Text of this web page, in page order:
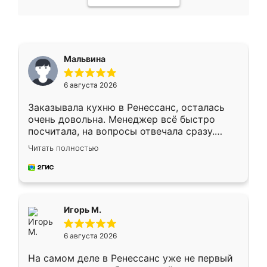
Мальвина
6 августа 2026
Заказывала кухню в Ренессанс, осталась
очень довольна. Менеджер всё быстро
посчитала, на вопросы отвечала сразу.
Замерщик приехал в субботу, подошёл к
делу со всей ответственностью. Собрали
за день, ребята работали аккуратно, даже
Читать полностью
Игорь М.
6 августа 2026
На самом деле в Ренессанс уже не первый